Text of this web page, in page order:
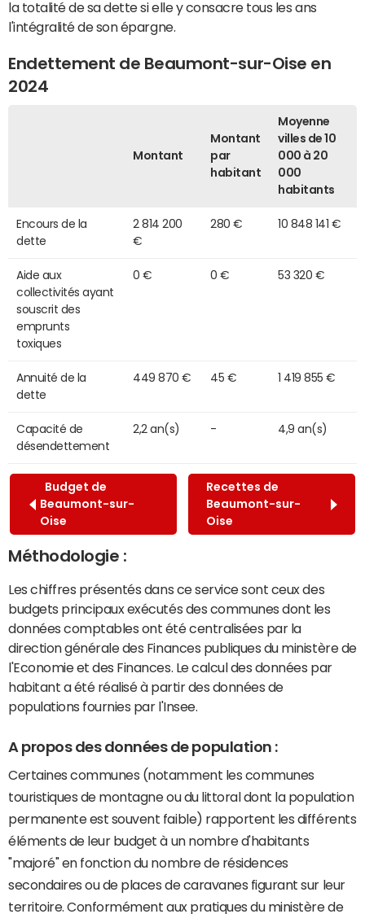
la totalité de sa dette si elle y consacre tous les ans
l'intégralité de son épargne.
Endettement de Beaumont-sur-Oise en
2024
Montant
Montant
par
habitant
Moyenne
villes de 10
000 à 20
000
habitants
Encours de la
dette
2 814 200
€
280 € 10 848 141 €
Aide aux
collectivités ayant
souscrit des
emprunts
toxiques
0 € 0 € 53 320 €
Annuité de la
dette
449 870 € 45 € 1 419 855 €
Capacité de
désendettement
2,2 an(s) - 4,9 an(s)
Budget de
Beaumont-sur-
Oise
Recettes de
Beaumont-sur-
Oise
Méthodologie :
Les chiffres présentés dans ce service sont ceux des
budgets principaux exécutés des communes dont les
données comptables ont été centralisées par la
direction générale des Finances publiques du ministère de
l'Economie et des Finances. Le calcul des données par
habitant a été réalisé à partir des données de
populations fournies par l'Insee.
A propos des données de population :
Certaines communes (notamment les communes
touristiques de montagne ou du littoral dont la population
permanente est souvent faible) rapportent les différents
éléments de leur budget à un nombre d'habitants
"majoré" en fonction du nombre de résidences
secondaires ou de places de caravanes figurant sur leur
territoire. Conformément aux pratiques du ministère de